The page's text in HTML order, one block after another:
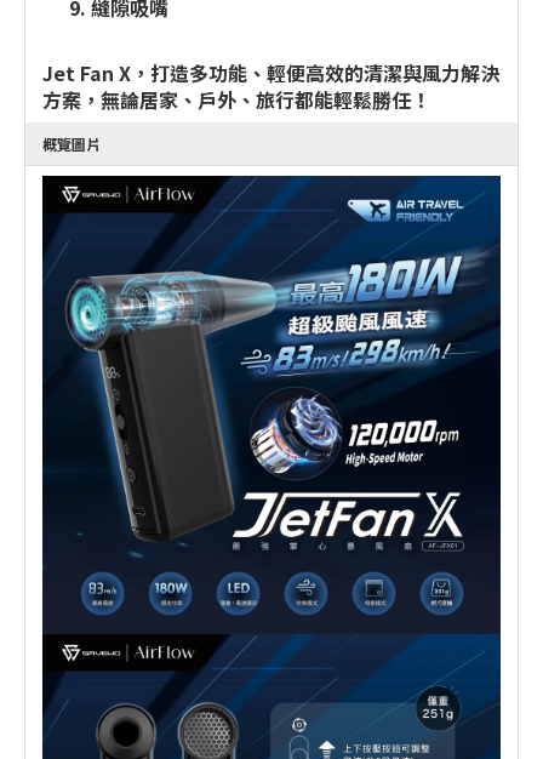
縫隙吸嘴
Jet Fan X，打造多功能、輕便高效的清潔與風力解決
方案，無論居家、戶外、旅行都能輕鬆勝任！
概覽圖片